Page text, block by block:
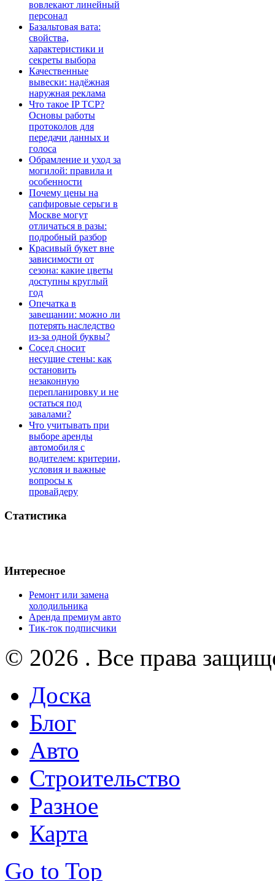
вовлекают линейный
персонал
Базальтовая вата:
свойства,
характеристики и
секреты выбора
Качественные
вывески: надёжная
наружная реклама
Что такое IP TCP?
Основы работы
протоколов для
передачи данных и
голоса
Обрамление и уход за
могилой: правила и
особенности
Почему цены на
сапфировые серьги в
Москве могут
отличаться в разы:
подробный разбор
Красивый букет вне
зависимости от
сезона: какие цветы
доступны круглый
год
Опечатка в
завещании: можно ли
потерять наследство
из-за одной буквы?
Сосед сносит
несущие стены: как
остановить
незаконную
перепланировку и не
остаться под
завалами?
Что учитывать при
выборе аренды
автомобиля с
водителем: критерии,
условия и важные
вопросы к
провайдеру
Статистика
Интересное
Ремонт или замена
холодильника
Аренда премиум авто
Тик-ток подписчики
© 2026 . Все права
Доска
Блог
Авто
Строительство
Разное
Карта
Go to Top